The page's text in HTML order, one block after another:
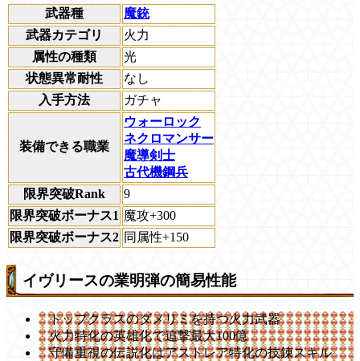
武器種
魔銃
武器カテゴリ
火力
属性の種類
光
状態異常耐性
なし
入手方法
ガチャ
装備できる職業
ウォーロック
ネクロマンサー
魔導剣士
古代機鋼兵
限界突破Rank
9
限界突破ボーナス1 魔攻+300
限界突破ボーナス2 同属性+150
イヴリースの業明弾の簡易性能
トップクラスのダメリミを持つ火力武器
火力特化の英雄化で追撃最大100億
守備重視の伝説化はアストレア特化の技錬スキル